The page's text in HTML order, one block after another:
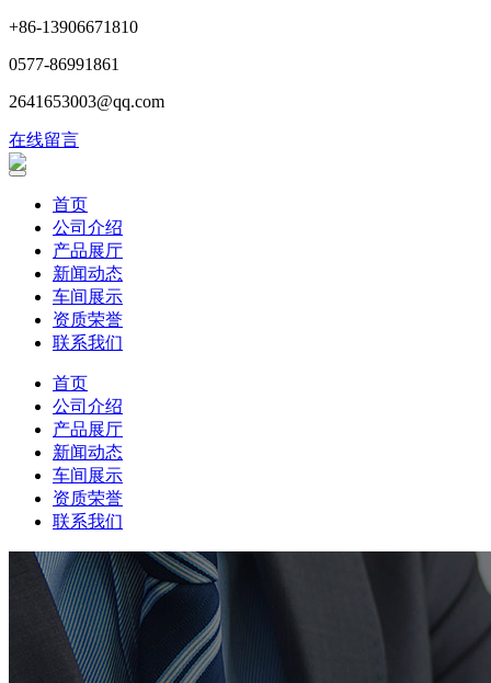
+86-13906671810
0577-86991861
2641653003@qq.com
在线留言
首页
公司介绍
产品展厅
新闻动态
车间展示
资质荣誉
联系我们
首页
公司介绍
产品展厅
新闻动态
车间展示
资质荣誉
联系我们